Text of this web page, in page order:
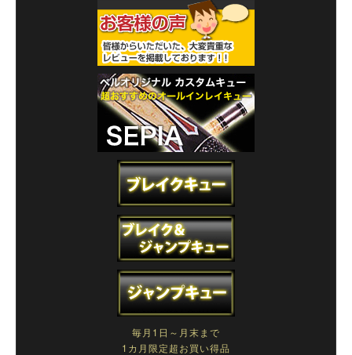
毎月1日～月末まで
1カ月限定超お買い得品